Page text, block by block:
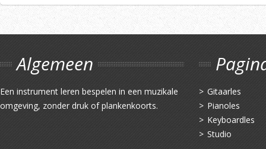
Algemeen
Een instrument leren bespelen in een muzikale
omgeving, zonder druk of plankenkoorts.
Gitaarles
Pianoles
Keyboardles
Studio